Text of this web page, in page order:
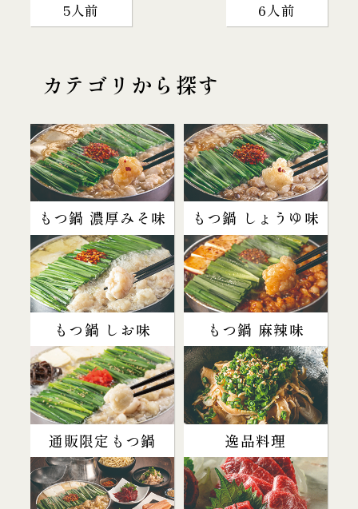
5人前 6人前
カテゴリから探す
もつ鍋 濃厚みそ味 もつ鍋 しょうゆ味
もつ鍋 しお味 もつ鍋 麻辣味
通販限定もつ鍋 逸品料理